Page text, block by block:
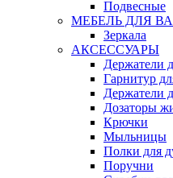
Подвесные
МЕБЕЛЬ ДЛЯ
Зеркала
АКСЕССУАРЫ
Держатели
Гарнитур
Держатели
Дозаторы
Крючки
Мыльницы
Полки для
Поручни